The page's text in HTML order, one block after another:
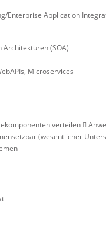
Application
(SOA)
Microservices
verteilen 
(wesentlicher